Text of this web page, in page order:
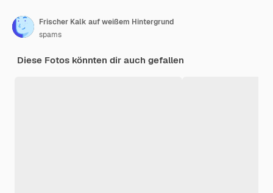
Frischer Kalk auf weißem Hintergrund
spams
Diese Fotos könnten dir auch gefallen